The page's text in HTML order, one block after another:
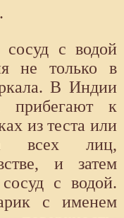
сосуд с водой
не только в
В Индии
прибегают к
из теста или
всех лиц,
и затем
с водой.
с именем